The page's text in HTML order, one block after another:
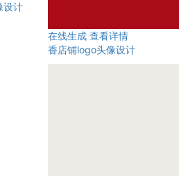
设计
在线生成 查看详情
香店铺logo头像设计